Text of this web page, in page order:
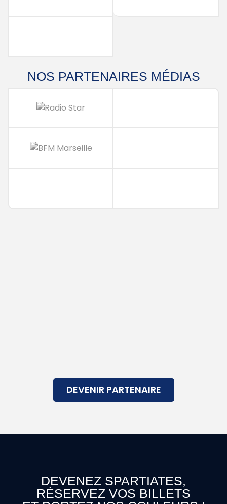
NOS PARTENAIRES MÉDIAS
DEVENIR PARTENAIRE
DEVENEZ SPARTIATES,
RÉSERVEZ VOS BILLETS